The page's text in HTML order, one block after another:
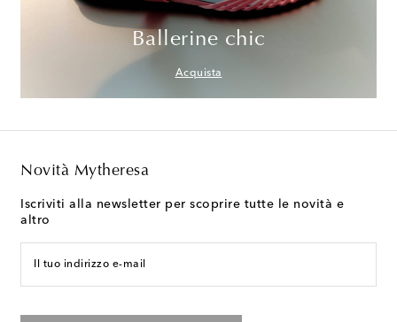
Ballerine chic
Acquista
Novità Mytheresa
Iscriviti alla newsletter per scoprire tutte le novità e
altro
Il tuo indirizzo e-mail